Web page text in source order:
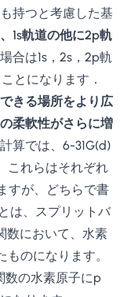
持つと考慮した基
1s軌道の他に2p軌
合は1s，2s，2p軌
とになります．
きる場所をより広
柔軟性がさらに増
算では、6-31G(d)
これらはそれぞれ
すが、どちらで書
は、スプリットバ
数において、水素
のになります。
数の水素原子にp